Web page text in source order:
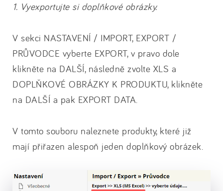
1. Vyexportujte si doplňkové obrázky.
V sekci NASTAVENÍ / IMPORT, EXPORT /
PRŮVODCE vyberte EXPORT, v pravo dole
klikněte na DALŠÍ, následně zvolte XLS a
DOPLŇKOVÉ OBRÁZKY K PRODUKTU, klikněte
na DALŠÍ a pak EXPORT DATA.
V tomto souboru naleznete produkty, které již
mají přiřazen alespoň jeden doplňkový obrázek.